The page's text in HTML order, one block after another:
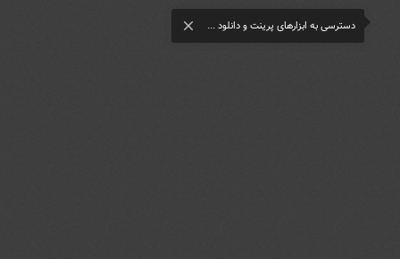
دسترسی به ابزارهای پرینت و دانلود ... close